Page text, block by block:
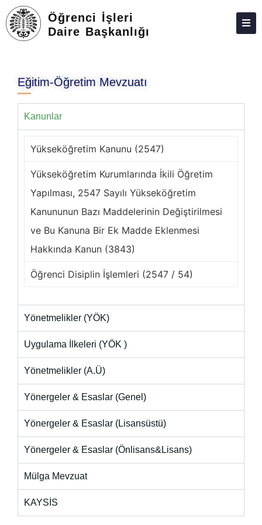
Öğrenci İşleri
Daire Başkanlığı
TAKVIM
ÜCRETLER
BILGI REHBERLERI
BURSLAR
Eğitim-Öğretim Mevzuatı
Kanunlar
Yükseköğretim Kanunu (2547)
Yükseköğretim Kurumlarında İkili Öğretim
Yapılması, 2547 Sayılı Yükseköğretim
Kanununun Bazı Maddelerinin Değiştirilmesi
ve Bu Kanuna Bir Ek Madde Eklenmesi
Hakkında Kanun (3843)
Öğrenci Disiplin İşlemleri (2547 / 54)
Yönetmelikler (YÖK)
Uygulama İlkeleri (YÖK )
Yönetmelikler (A.Ü)
Yönergeler & Esaslar (Genel)
Yönergeler & Esaslar (Lisansüstü)
Yönergeler & Esaslar (Önlisans&Lisans)
Mülga Mevzuat
KAYSİS